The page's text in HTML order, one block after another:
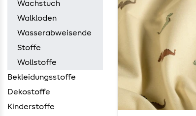
Wachstuch
Walkloden
Wasserabweisende
Stoffe
Wollstoffe
Bekleidungsstoffe
Dekostoffe
Kinderstoffe